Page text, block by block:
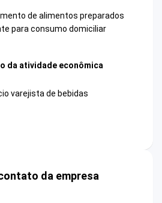
de alimentos preparados
para consumo domiciliar
da atividade econômica
varejista de bebidas
da empresa